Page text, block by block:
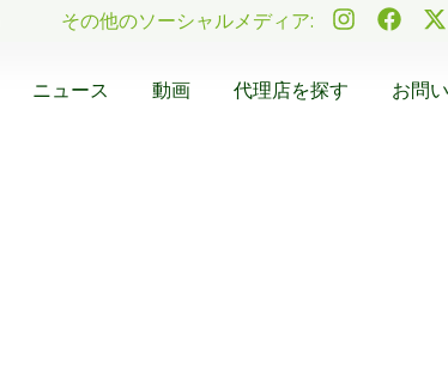
その他のソーシャルメディア:
ニュース 動画 代理店を探す お問